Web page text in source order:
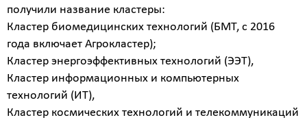
получили название кластеры:
Кластер биомедицинских технологий (БМТ, с 2016
года включает Агрокластер);
Кластер энергоэффективных технологий (ЭЭТ),
Кластер информационных и компьютерных
технологий (ИТ),
Кластер космических технологий и телекоммуникаций